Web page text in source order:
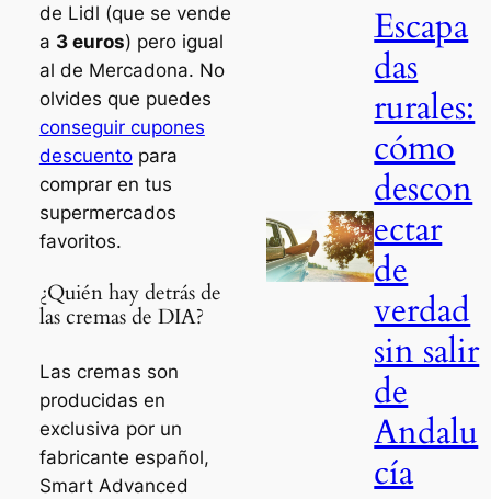
de Lidl (que se vende
a 3 euros) pero igual
al de Mercadona. No
olvides que puedes
conseguir cupones
descuentopara
comprar en tus
supermercados
favoritos.
¿Quién hay detrás de
las cremas de DIA?
Las cremas son
producidas en
exclusiva por un
fabricante español,
Smart Advanced
Escapa
das
rurales:
cómo
descon
ectar
de
verdad
sin salir
de
Andalu
cía